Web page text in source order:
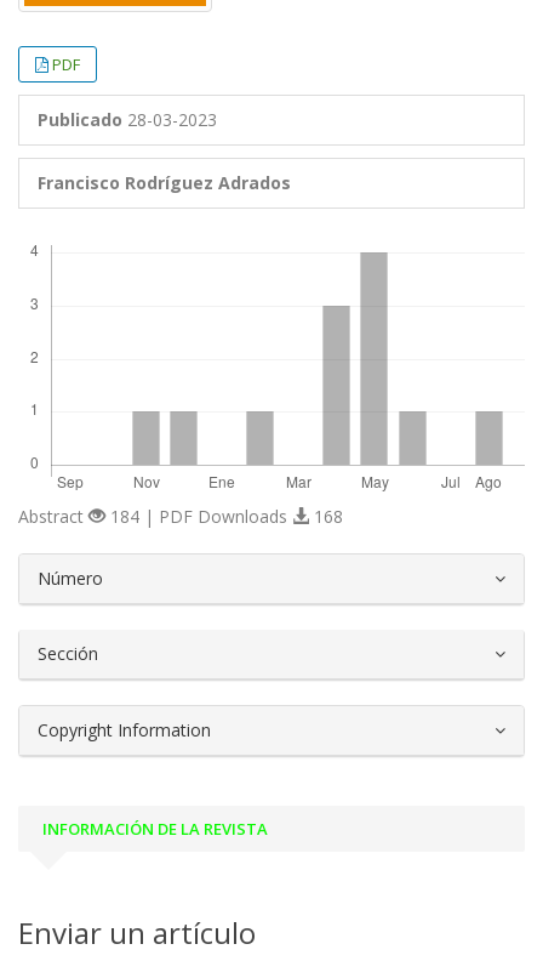
PDF
Publicado 28-03-2023
Francisco Rodríguez Adrados
Abstract 184 | PDF Downloads 168
Número
Sección
Copyright Information
INFORMACIÓN DE LA REVISTA
Enviar un artículo